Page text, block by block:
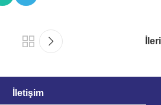
İleri
İletişim